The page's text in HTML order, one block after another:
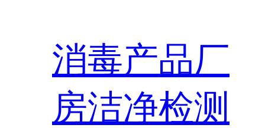
消毒产品厂
房洁净检测